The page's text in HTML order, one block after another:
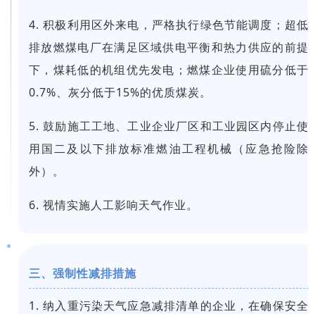
4. 积极利用区外来电，严格执行绿色节能调度；超低
排放燃煤电厂在满足区域供电平衡和热力供应的前提
下，煤耗低的机组优先发电；燃煤企业使用硫分低于
0.7%、灰分低于15%的优质煤炭。
5. 鼓励施工工地、工业企业厂区和工业园区内停止使
用国二及以下排放标准燃油工程机械（应急抢险除
外）。
6. 视情实施人工影响天气作业。
三、强制性减排措施
1. 纳入重污染天气应急减排清单的企业，在确保安全